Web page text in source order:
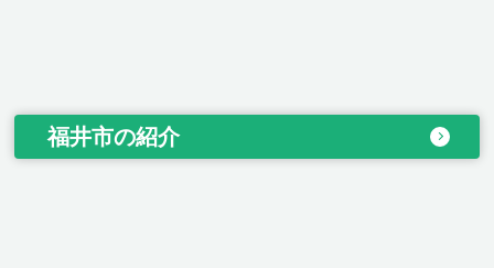
福井市の紹介